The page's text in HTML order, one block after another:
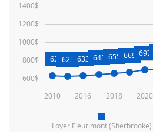
Loyer Fleurimont (Sherbrooke)
2010 2016 2018 2020
600$
800$
1000$
1200$
1400$
628625 633 645 655 669 697